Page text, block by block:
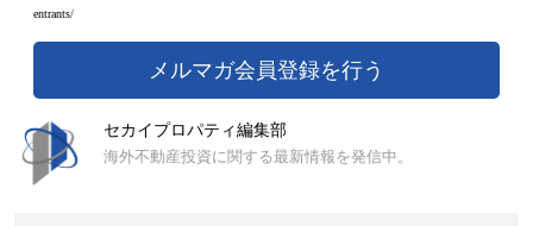
entrants/
メルマガ会員登録を行う
セカイプロパティ編集部
海外不動産投資に関する最新情報を発信中。